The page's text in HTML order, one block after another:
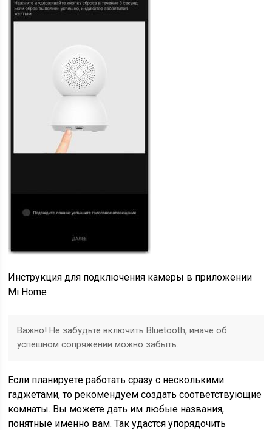
Инструкция для подключения камеры в приложении
Mi Home
Важно! Не забудьте включить Bluetooth, иначе об
успешном сопряжении можно забыть.
Если планируете работать сразу с несколькими
гаджетами, то рекомендуем создать соответствующие
комнаты. Вы можете дать им любые названия,
понятные именно вам. Так удастся упорядочить